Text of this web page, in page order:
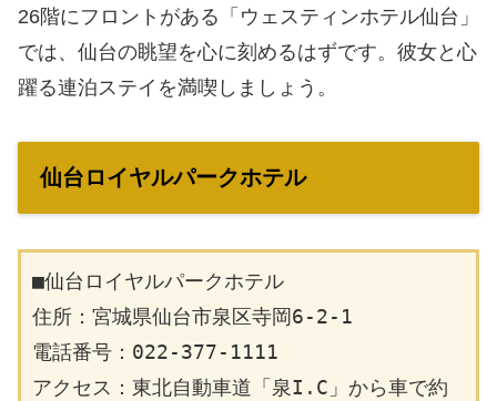
26階にフロントがある「ウェスティンホテル仙台」
では、仙台の眺望を心に刻めるはずです。彼女と心
躍る連泊ステイを満喫しましょう。
仙台ロイヤルパークホテル
■仙台ロイヤルパークホテル
住所：宮城県仙台市泉区寺岡6-2-1
電話番号：022-377-1111
アクセス：東北自動車道「泉I.C」から車で約